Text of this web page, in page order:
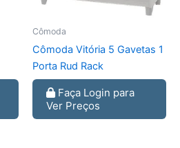
Cômoda
Cômoda Vitória 5 Gavetas 1
Porta Rud Rack
Faça Login para
Ver Preços